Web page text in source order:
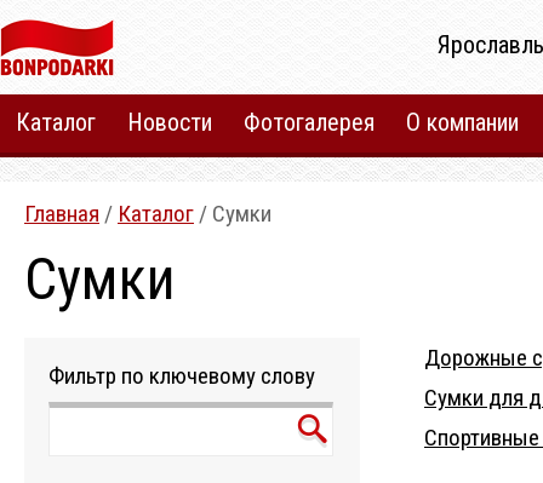
Каталог Новости Фотогалерея О компании
Главная / Каталог / Сумки
Сумки
Фильтр по ключевому слову
Дорожные
Сумки для